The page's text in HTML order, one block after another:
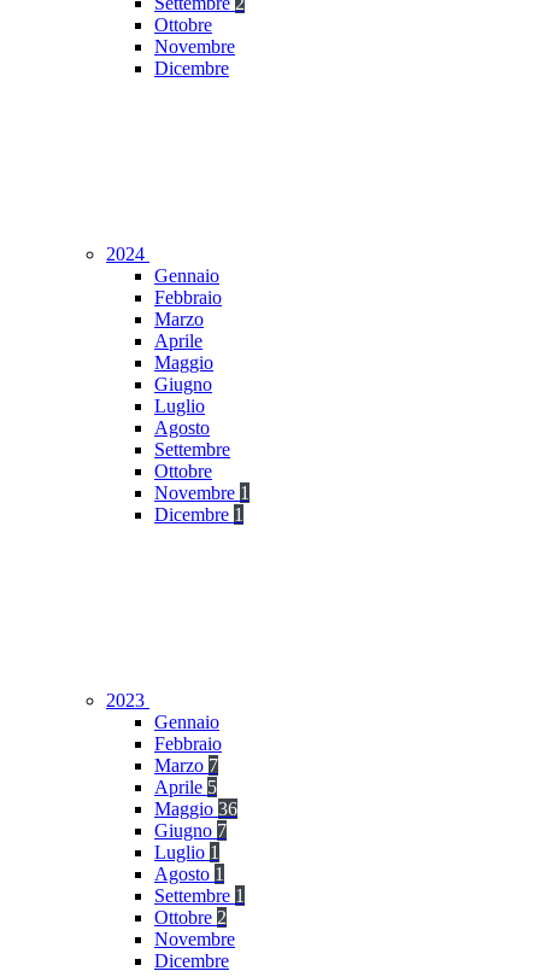
Ottobre
Novembre
Dicembre
2024
Gennaio
Febbraio
Marzo
Aprile
Maggio
Giugno
Luglio
Agosto
Settembre
Ottobre
Novembre 1
Dicembre 1
2023
Gennaio
Febbraio
Marzo 7
Aprile 5
Maggio 36
Giugno 7
Luglio 1
Agosto 1
Settembre 1
Ottobre 2
Novembre
Dicembre